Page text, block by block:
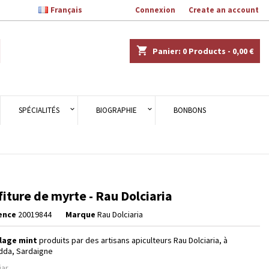
Connexion Create an account
Français
shopping_cart Panier: 0 Products - 0,00 €
SPÉCIALITÉS BIOGRAPHIE BONBONS
de myrte - Rau Dolciaria
20019844 Marque Rau Dolciaria
mintproduits par des artisans apiculteurs Rau Dolciaria, à
Sardaigne